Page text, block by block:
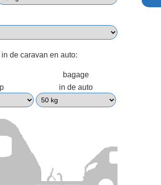
de caravan en auto:
bagage
in de auto